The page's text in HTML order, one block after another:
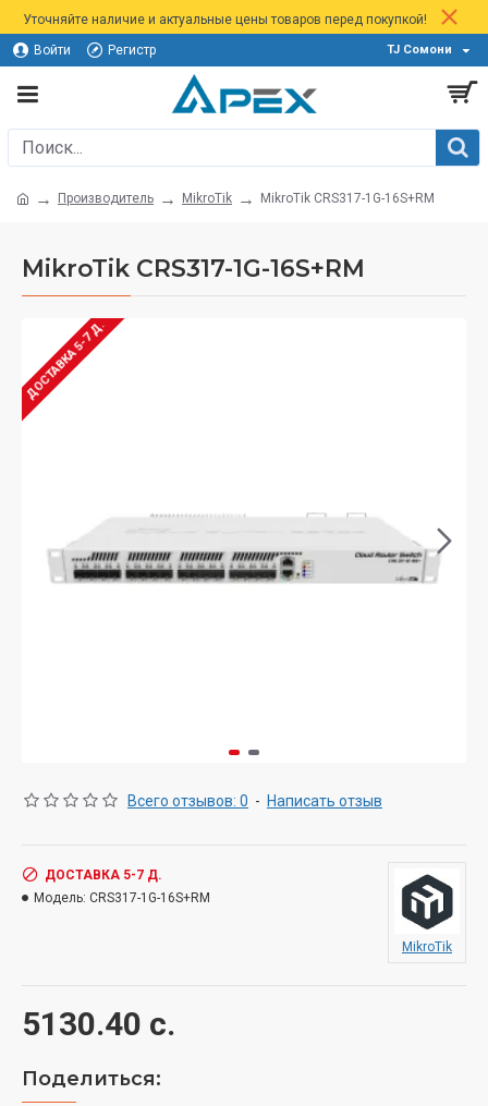
Уточняйте наличие и актуальные цены товаров перед покупкой!
Войти Регистр TJ Сомони
Производитель MikroTik MikroTik CRS317-1G-16S+RM
MikroTik CRS317-1G-16S+RM
ДОСТАВКА 5-7 Д.
Всего отзывов: 0 - Написать отзыв
5130.40 с.
ДОСТАВКА 5-7 Д.
Модель: CRS317-1G-16S+RM
MikroTik
Поделиться: